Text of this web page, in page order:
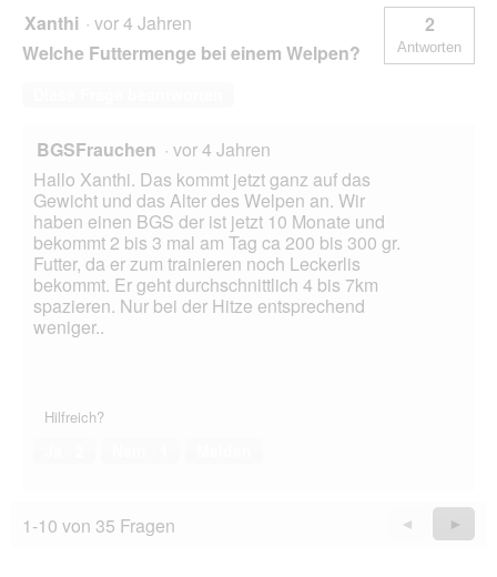
Xanthi · vor 4 Jahren
Welche Futtermenge bei einem Welpen?
2
Antworten
BGSFrauchen · vor 4 Jahren
Hallo Xanthi. Das kommt jetzt ganz auf das
Gewicht und das Alter des Welpen an. Wir
haben einen BGS der ist jetzt 10 Monate und
bekommt 2 bis 3 mal am Tag ca 200 bis 300 gr.
Futter, da er zum trainieren noch Leckerlis
bekommt. Er geht durchschnittlich 4 bis 7km
spazieren. Nur bei der Hitze entsprechend
weniger..
Hilfreich?
1-10 von 35 Fragen
Zurück
Questions
◄
Weiter
►